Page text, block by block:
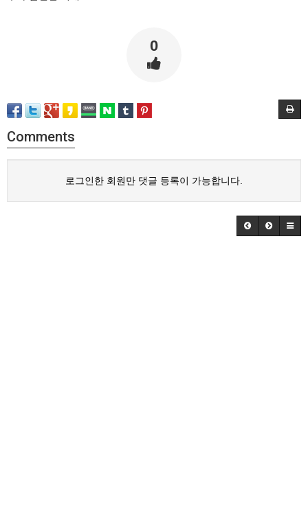
0
Comments
로그인한 회원만 댓글 등록이 가능합니다.